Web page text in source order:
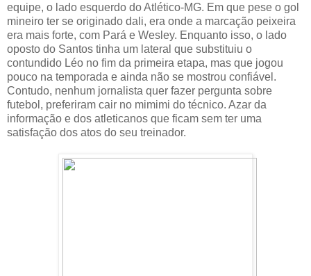
equipe, o lado esquerdo do Atlético-MG. Em que pese o gol
mineiro ter se originado dali, era onde a marcação peixeira
era mais forte, com Pará e Wesley. Enquanto isso, o lado
oposto do Santos tinha um lateral que substituiu o
contundido Léo no fim da primeira etapa, mas que jogou
pouco na temporada e ainda não se mostrou confiável.
Contudo, nenhum jornalista quer fazer pergunta sobre
futebol, preferiram cair no mimimi do técnico. Azar da
informação e dos atleticanos que ficam sem ter uma
satisfação dos atos do seu treinador.